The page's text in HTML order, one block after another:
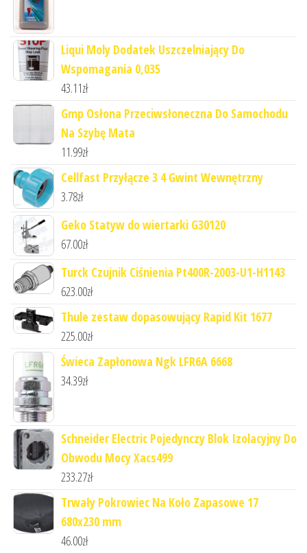
Liqui Moly Dodatek Uszczelniający Do
Wspomagania 0,035
43.11zł
Gmp Osłona Przeciwsłoneczna Do Samochodu
Na Szybę Mata
11.99zł
Cellfast Przyłącze 3 4 Gwint Wewnętrzny
3.78zł
Geko Statyw do wiertarki G30120
67.00zł
Turck Czujnik Ciśnienia Pt400R-2003-U1-H1143
623.00zł
Thule zestaw dopasowujący Rapid Kit 1677
225.00zł
Świeca Zapłonowa Ngk LFR6A 6668
34.39zł
Schneider Electric Pojedynczy Blok Izolacyjny Do
Obwodu Mocy Xacs499
233.27zł
Trwały Pokrowiec Na Koło Zapasowe 17
680x230 mm
46.00zł